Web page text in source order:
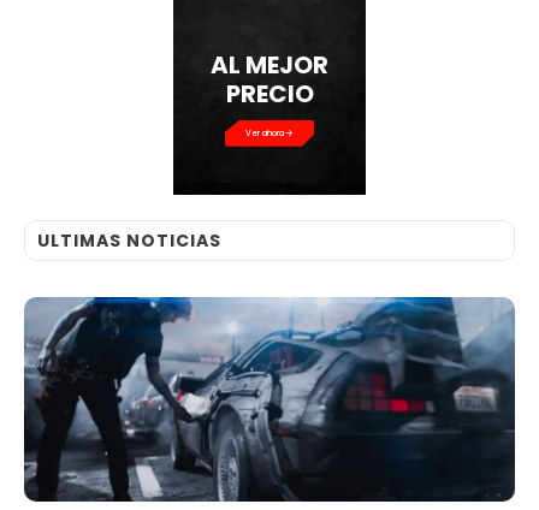
AL MEJOR
PRECIO
Ver ahora
ULTIMAS NOTICIAS